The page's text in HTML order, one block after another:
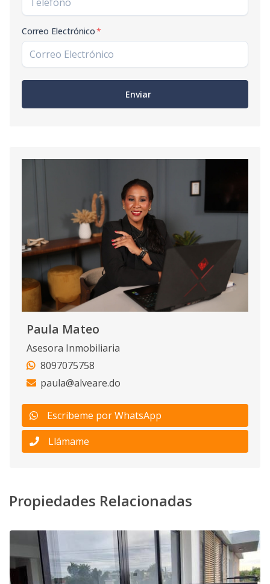
Correo Electrónico*
Enviar
Paula Mateo
Asesora Inmobiliaria
8097075758
paula@alveare.do
Escribeme por WhatsApp
Llámame
Propiedades Relacionadas